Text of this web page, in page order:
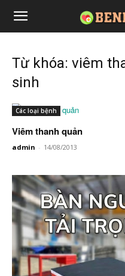
Từ khóa: viêm
sinh
Các loại bệnh
Viêm thanh quản
admin - 14/08/2013